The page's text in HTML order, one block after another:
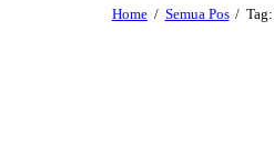
Home Semua Pos